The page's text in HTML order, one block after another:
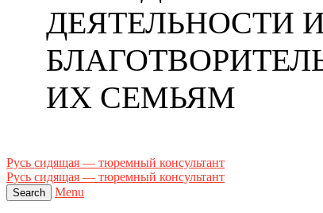
ДЕЯТЕЛЬНОСТИ
ИХ СЕМЬЯМ
Русь сидящая — тюремный консультант
Русь сидящая — тюремный консультант
Search Menu